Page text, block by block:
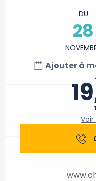
DU
28
Ajouter à